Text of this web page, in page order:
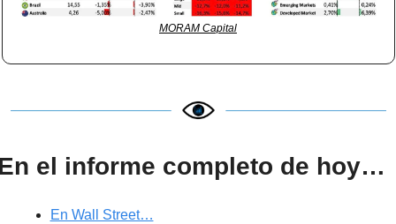
MORAM Capital
el informe completo de hoy…
En Wall Street…